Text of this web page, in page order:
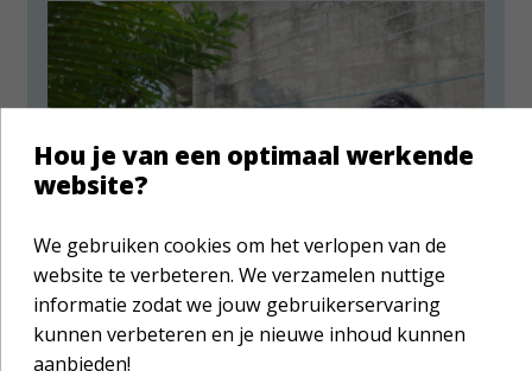
Hou je van een optimaal werkende
website?
We gebruiken cookies om het verlopen van de
website te verbeteren. We verzamelen nuttige
informatie zodat we jouw gebruikerservaring
kunnen verbeteren en je nieuwe inhoud kunnen
aanbieden!